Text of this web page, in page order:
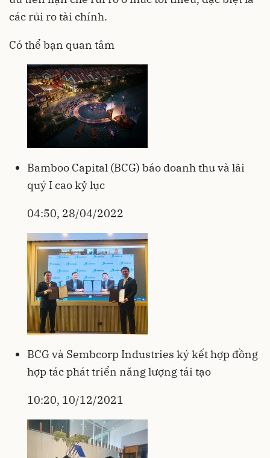
các rủi ro tài chính.
Có thể bạn quan tâm
Bamboo Capital (BCG) báo doanh thu và lãi
quý I cao kỷ lục
04:50, 28/04/2022
BCG và Sembcorp Industries ký kết hợp đồng
hợp tác phát triển năng lượng tái tạo
10:20, 10/12/2021